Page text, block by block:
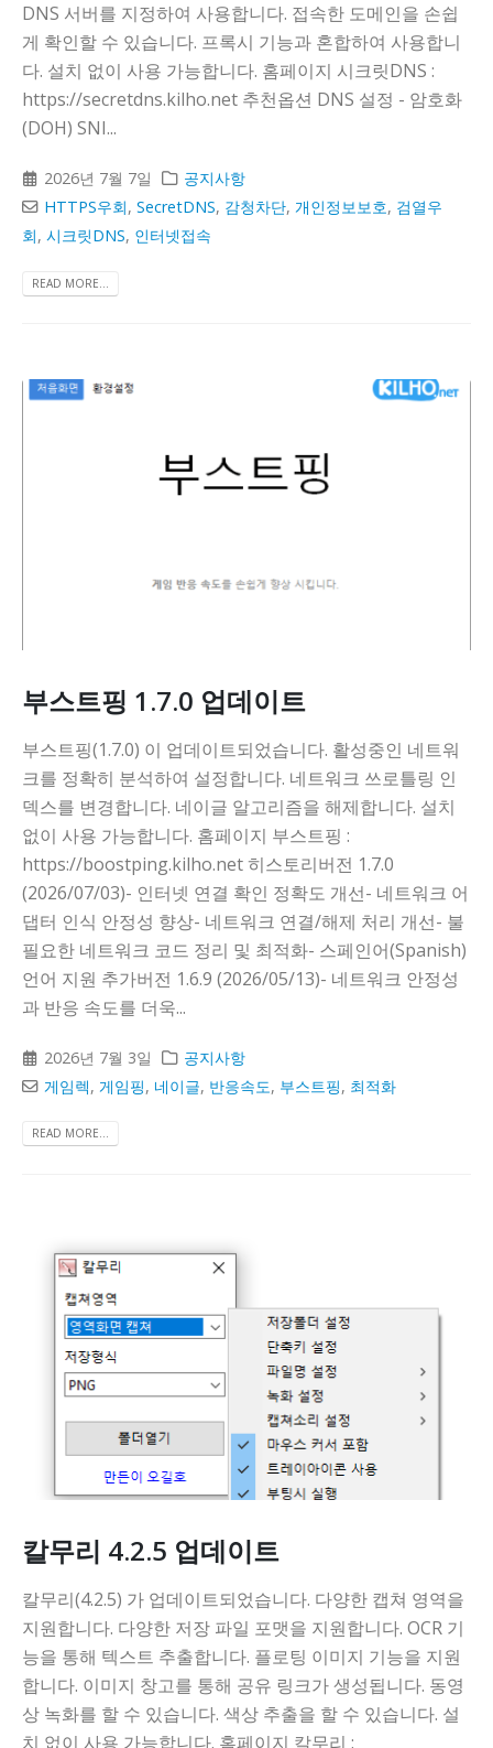
DNS 서버를 지정하여 사용합니다. 접속한 도메인을 손쉽
게 확인할 수 있습니다. 프록시 기능과 혼합하여 사용합니
다. 설치 없이 사용 가능합니다. 홈페이지 시크릿DNS :
https://secretdns.kilho.net 추천옵션 DNS 설정 - 암호화
(DOH) SNI...
2026년 7월 7일
공지사항
HTTPS우회,SecretDNS, 감청차단,개인정보보호, 검열우
회, 시크릿DNS, 인터넷접속
READ MORE...
부스트핑 1.7.0 업데이트
부스트핑(1.7.0) 이 업데이트되었습니다. 활성중인 네트워
크를 정확히 분석하여 설정합니다. 네트워크 쓰로틀링 인
덱스를 변경합니다. 네이글 알고리즘을 해제합니다. 설치
없이 사용 가능합니다. 홈페이지 부스트핑 :
https://boostping.kilho.net 히스토리버전 1.7.0
(2026/07/03)- 인터넷 연결 확인 정확도 개선- 네트워크 어
댑터 인식 안정성 향상- 네트워크 연결/해제 처리 개선- 불
필요한 네트워크 코드 정리 및 최적화- 스페인어(Spanish)
언어 지원 추가버전 1.6.9 (2026/05/13)- 네트워크 안정성
과 반응 속도를 더욱...
2026년 7월 3일
공지사항
게임렉, 게임핑, 네이글, 반응속도, 부스트핑, 최적화
READ MORE...
칼무리 4.2.5 업데이트
칼무리(4.2.5) 가 업데이트되었습니다. 다양한 캡쳐 영역을
지원합니다. 다양한 저장 파일 포맷을 지원합니다. OCR 기
능을 통해 텍스트 추출합니다. 플로팅 이미지 기능을 지원
합니다. 이미지 창고를 통해 공유 링크가 생성됩니다. 동영
상 녹화를 할 수 있습니다. 색상 추출을 할 수 있습니다. 설
치 없이 사용 가능합니다. 홈페이지 칼무리 :